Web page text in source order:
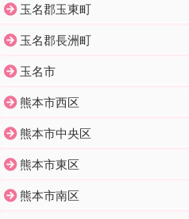
玉名郡玉東町
玉名郡長洲町
玉名市
熊本市西区
熊本市中央区
熊本市東区
熊本市南区